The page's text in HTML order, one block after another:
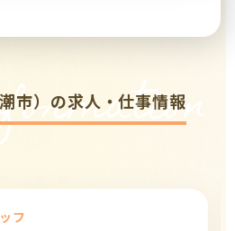
市）の求人・仕事情報
フ